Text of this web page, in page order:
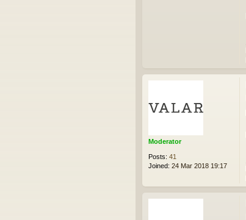
Moderator
Posts: 41
Joined: 24 Mar 2018 19:17